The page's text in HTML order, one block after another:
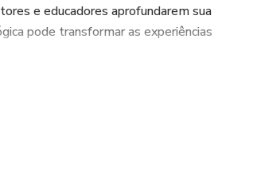
e educadores aprofundarem sua
pode transformar as experiências